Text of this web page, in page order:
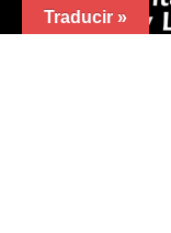
Traducir »